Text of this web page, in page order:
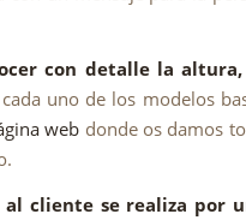
con detalle la
uno de los modelos
web donde os damos
al cliente se realiza por